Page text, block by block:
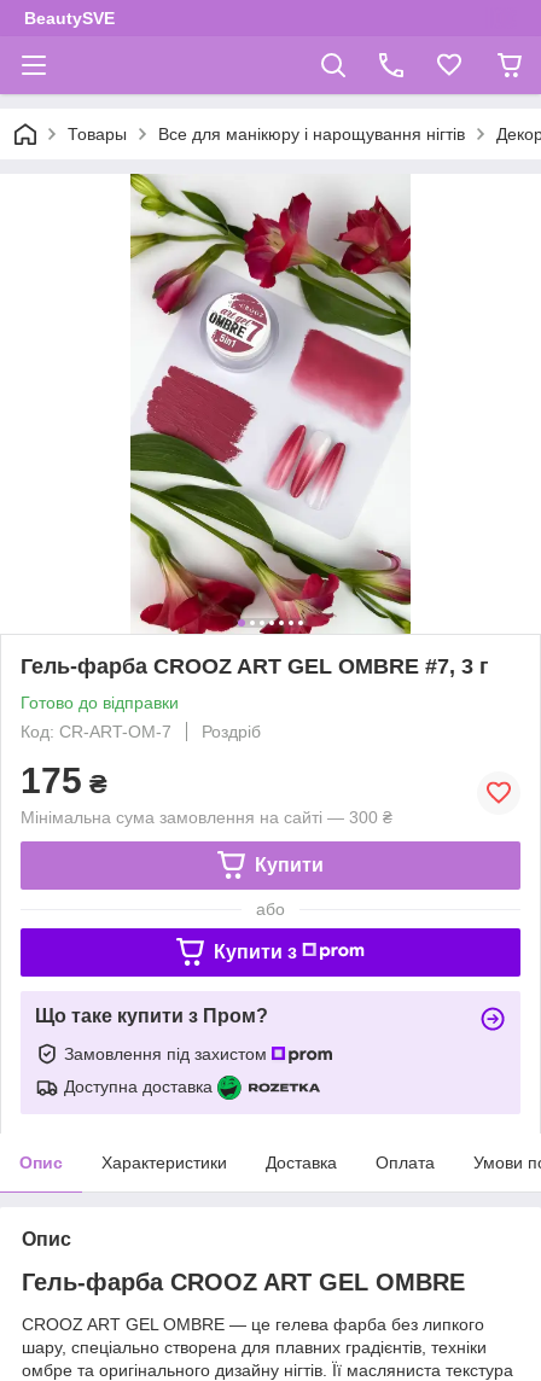
BeautySVE
Товары Все для манікюру і нарощування нігтів
Гель-фарба CROOZ ART GEL OMBRE #7, 3 г
Готово до відправки
Код: CR-ART-OM-7
Роздріб
175 ₴
Мінімальна сума замовлення на сайті — 300 ₴
Купити
або
Купити з
Що таке купити з Пром?
Замовлення під захистом
Доступна доставка
Опис Характеристики Доставка Оплата Умови
Опис
Гель-фарба CROOZ ART GEL OMBRE
CROOZ ART GEL OMBRE — це гелева фарба без липкого
шару, спеціально створена для плавних градієнтів, техніки
омбре та оригінального дизайну нігтів. Її масляниста текстура